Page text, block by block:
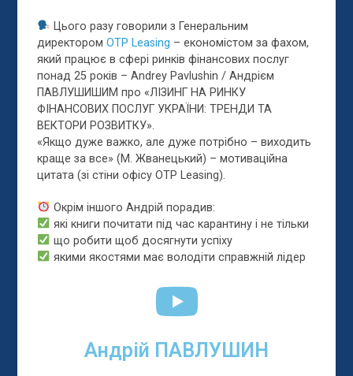
Цього разу говорили з Генеральним
директоромOTP Leasing – економістом за фахом,
який працює в сфері ринків фінансових послуг
понад 25 років – Andrey Pavlushin / Андрієм
ПАВЛУШИШИМ про «ЛІЗИНГ НА РИНКУ
ФІНАНСОВИХ ПОСЛУГ УКРАЇНИ: ТРЕНДИ ТА
ВЕКТОРИ РОЗВИТКУ».
«Якщо дуже важко, але дуже потрібно – виходить
краще за все» (М. Жванецький) – мотиваційна
цитата (зі стіни офісу OTP Leasing).
Окрім іншого Андрій порадив:
які книги почитати під час карантину і не тільки
що робити щоб досягнути успіху
якими якостями має володіти справжній лідер
Андрій ПАВЛУШИН